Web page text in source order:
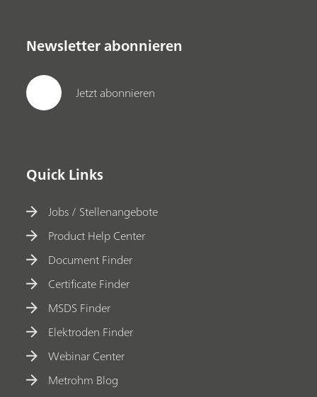
Newsletter abonnieren
Jetzt abonnieren
Quick Links
Jobs / Stellenangebote
Product Help Center
Document Finder
Certificate Finder
MSDS Finder
Elektroden Finder
Webinar Center
Metrohm Blog